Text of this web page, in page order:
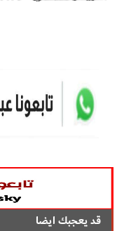
قد يعجبك ايضا